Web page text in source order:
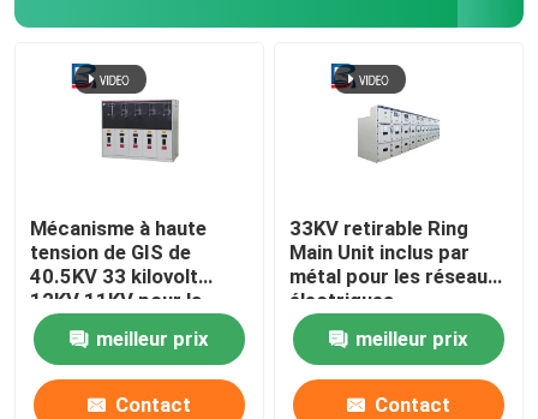
Mécanisme à haute
tension de GIS de
40.5KV 33 kilovolt
12KV 11KV pour la
production
d'électricitémeilleur prix
Contact
33KV retirable Ring
Main Unit inclus par
métal pour les réseaux
électriques
meilleur prix
Contact